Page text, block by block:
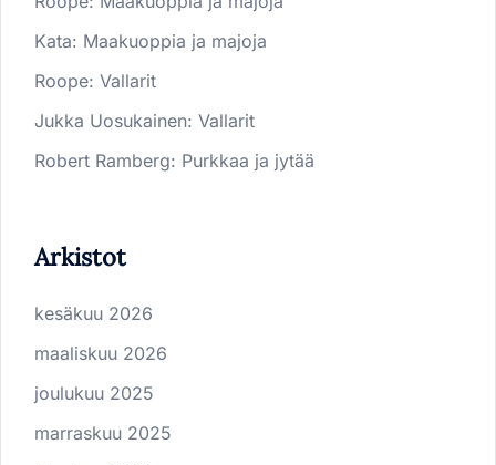
Kata: Maakuoppia ja majoja
Roope: Vallarit
Jukka Uosukainen: Vallarit
Robert Ramberg: Purkkaa ja jytää
Arkistot
kesäkuu 2026
maaliskuu 2026
joulukuu 2025
marraskuu 2025